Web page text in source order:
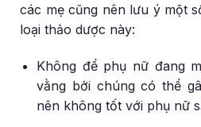
các mẹ cũng nên lưu ý một
loại thảo dược này:
Không để phụ nữ đang
vằng bởi chúng có thể
nên không tốt với phụ nữ